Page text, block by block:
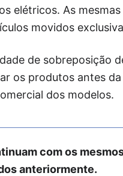
elétricos. As
movidos
de sobreposição
os produtos antes
dos modelos.
com os
anteriormente.